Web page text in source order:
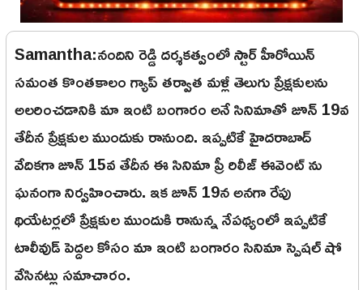
Samantha:నందిని రెడ్డి దర్శకత్వంలో స్టార్ హీరోయిన్
సమంత కొంతకాలం గ్యాప్ తర్వాత మళ్లీ తెలుగు ప్రేక్షకులను
అలరించడానికి మా ఇంటి బంగారం అనే సినిమాతో జూన్ 19వ
తేదీన ప్రేక్షకుల ముందుకు రానుంది. ఇప్పటికే హైదరాబాద్
వేదికగా జూన్ 15వ తేదీన ఈ సినిమా ప్రీ రిలీజ్ ఈవెంట్ ను
ఘనంగా నిర్వహించారు. ఇక జూన్ 19న అనగా రేపు
థియేటర్లలో ప్రేక్షకుల ముందుకి రానున్న నేపథ్యంలో ఇప్పటికే
టాలీవుడ్ పెద్దల కోసం మా ఇంటి బంగారం సినిమా స్పెషల్ షో
వేసినట్లు సమాచారం.